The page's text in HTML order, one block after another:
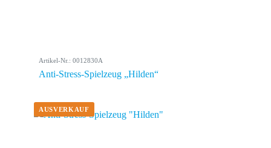
Artikel-Nr.: 0012830A
Anti-Stress-Spielzeug „Hilden“